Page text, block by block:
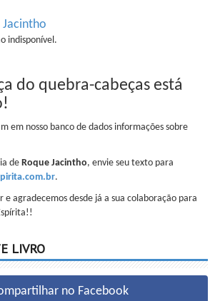
Jacintho
indisponível.
do quebra-cabeças está
em nosso banco de dados informações sobre
de Roque Jacintho, envie seu texto para
.
e agradecemos desde já a sua colaboração para
LIVRO
no Facebook